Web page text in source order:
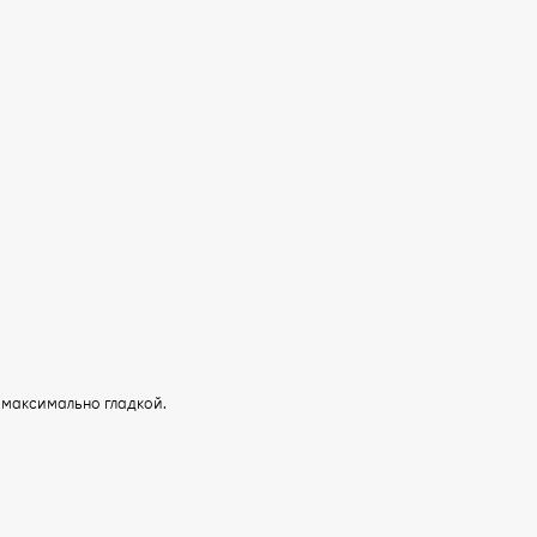
гладкой.